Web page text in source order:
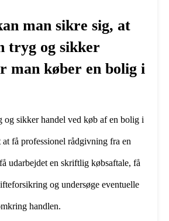
man sikre sig, at
tryg og sikker
man køber en bolig i
og sikker handel ved køb af en bolig i
få professionel rådgivning fra en
udarbejdet en skriftlig købsaftale, få
og undersøge eventuelle
handlen.